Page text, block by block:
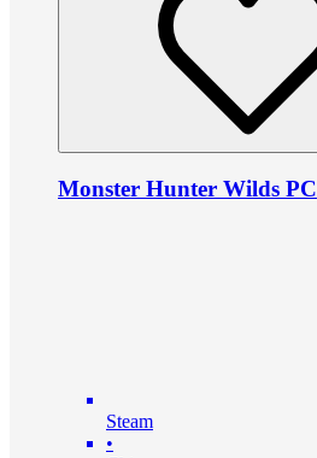
Monster Hunter Wilds PC
Steam
•